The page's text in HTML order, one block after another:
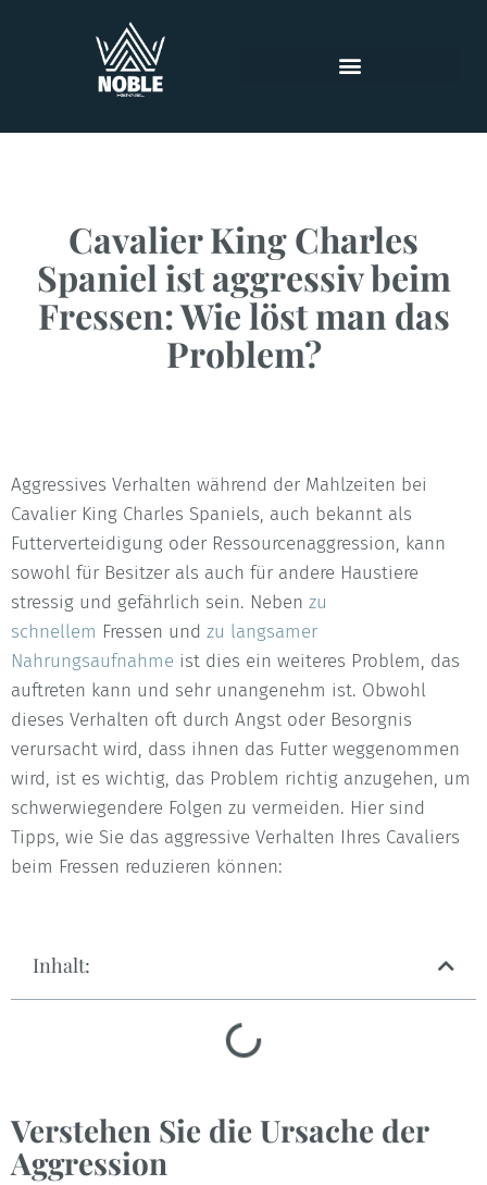
Cavalier King Charles
Spaniel ist aggressiv beim
Fressen: Wie löst man das
Problem?
Aggressives Verhalten während der Mahlzeiten bei
Cavalier King Charles Spaniels, auch bekannt als
Futterverteidigung oder Ressourcenaggression, kann
sowohl für Besitzer als auch für andere Haustiere
stressig und gefährlich sein. Neben zu
schnellem Fressen und zu langsamer
Nahrungsaufnahme ist dies ein weiteres Problem, das
auftreten kann und sehr unangenehm ist. Obwohl
dieses Verhalten oft durch Angst oder Besorgnis
verursacht wird, dass ihnen das Futter weggenommen
wird, ist es wichtig, das Problem richtig anzugehen, um
schwerwiegendere Folgen zu vermeiden. Hier sind
Tipps, wie Sie das aggressive Verhalten Ihres Cavaliers
beim Fressen reduzieren können:
Inhalt:
Verstehen Sie die Ursache der
Aggression